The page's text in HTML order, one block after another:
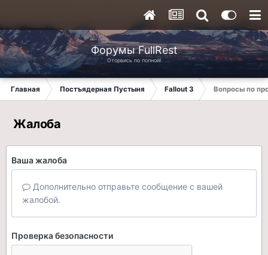
Форумы FullRest
Оторвись по полной!
Главная Постъядерная Пустыня Fallout 3 Вопросы по
Жалоба
Ваша жалоба
Дополнительно отправьте сообщение с вашей
жалобой.
Проверка безопасности